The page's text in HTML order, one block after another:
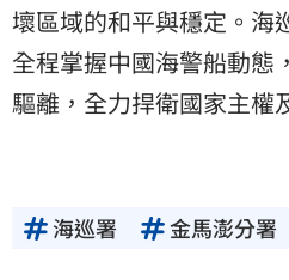
壞區域的和平與穩定。海
全程掌握中國海警船動態
驅離，全力捍衛國家主權
海巡署 金馬澎分署